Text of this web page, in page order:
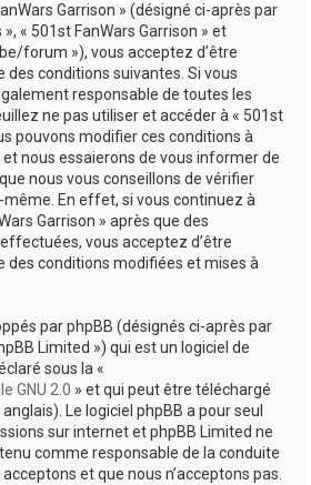
Garrison » (désigné ci-après par
», « 501st FanWars Garrison » et
forum »), vous acceptez d’être
des conditions suivantes. Si vous
responsable de toutes les
ne pas utiliser et accéder à « 501st
pouvons modifier ces conditions à
nous essaierons de vous informer de
nous vous conseillons de vérifier
En effet, si vous continuez à
Garrison » après que des
vous acceptez d’être
des conditions modifiées et mises à
par phpBB (désignés ci-après par
Limited ») qui est un logiciel de
sous la «
GNU 2.0 » et qui peut être téléchargé
Le logiciel phpBB a pour seul
sur internet et phpBB Limited ne
comme responsable de la conduite
et que nous n’acceptons pas.